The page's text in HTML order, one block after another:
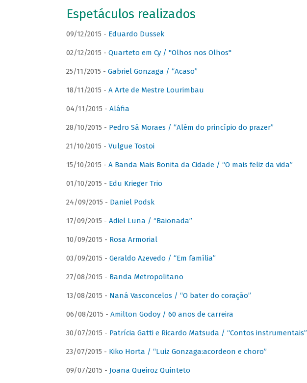
Espetáculos realizados
09/12/2015 - Eduardo Dussek
02/12/2015 - Quarteto em Cy / "Olhos nos Olhos"
25/11/2015 - Gabriel Gonzaga / “Acaso”
18/11/2015 - A Arte de Mestre Lourimbau
04/11/2015 - Aláfia
28/10/2015 - Pedro Sá Moraes / “Além do princípio do prazer”
21/10/2015 - Vulgue Tostoi
15/10/2015 - A Banda Mais Bonita da Cidade / “O mais feliz da vida”
01/10/2015 - Edu Krieger Trio
24/09/2015 - Daniel Podsk
17/09/2015 - Adiel Luna / “Baionada”
10/09/2015 - Rosa Armorial
03/09/2015 - Geraldo Azevedo / “Em família”
27/08/2015 - Banda Metropolitano
13/08/2015 - Naná Vasconcelos / “O bater do coração”
06/08/2015 - Amilton Godoy / 60 anos de carreira
30/07/2015 - Patrícia Gatti e Ricardo Matsuda / “Contos instrumentais”
23/07/2015 - Kiko Horta / “Luiz Gonzaga:acordeon e choro”
09/07/2015 - Joana Queiroz Quinteto